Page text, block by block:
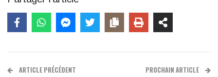
ARTICLE PRÉCÉDENT PROCHAIN ARTICLE